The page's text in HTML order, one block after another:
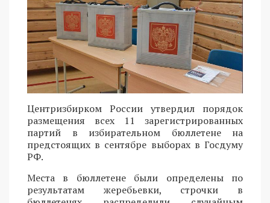
Центризбирком России утвердил порядок
размещения всех 11 зарегистрированных
партий в избирательном бюллетене на
предстоящих в сентябре выборах в Госдуму
РФ.
Места в бюллетене были определены по
результатам жеребьевки, строчки в